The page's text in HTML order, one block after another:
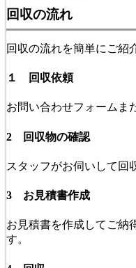
回収の流れ
回収の流れを簡単にご紹
１ 回収依頼
お問い合わせフォームま
2 回収物の確認
スタッフがお伺いして回
3 お見積書作成
お見積書を作成してご納
す。